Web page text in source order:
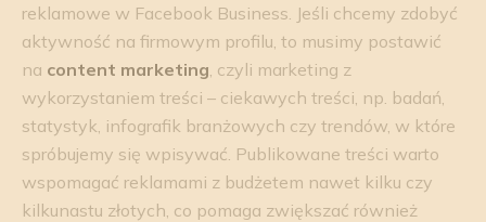
reklamowe w Facebook Business. Jeśli chcemy zdobyć
aktywność na firmowym profilu, to musimy postawić
na content marketing , czyli marketing z
wykorzystaniem treści – ciekawych treści, np. badań,
statystyk, infografik branżowych czy trendów, w które
spróbujemy się wpisywać. Publikowane treści warto
wspomagać reklamami z budżetem nawet kilku czy
kilkunastu złotych, co pomaga zwiększać również